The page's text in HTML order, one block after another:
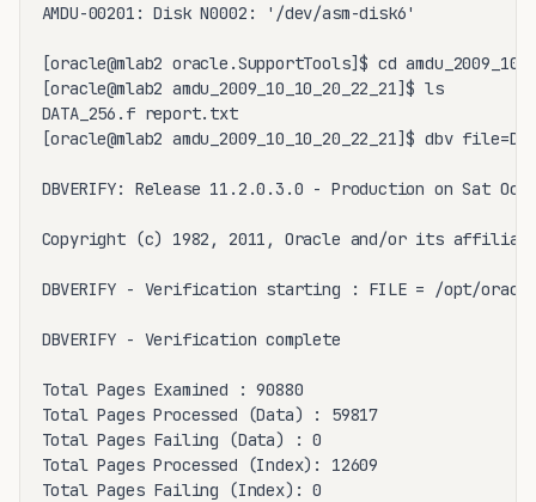
AMDU-00201: Disk N0002: '/dev/asm-disk6'
[oracle@mlab2 oracle.SupportTools]$ cd
[oracle@mlab2 amdu_2009_10_10_20_22_21]$ ls
DATA_256.f report.txt
[oracle@mlab2 amdu_2009_10_10_20_22_21]$ dbv
DBVERIFY: Release 11.2.0.3.0 - Production on Sat Oct
Copyright (c) 1982, 2011, Oracle and/or its
DBVERIFY - Verification starting : FILE = /opt/
DBVERIFY - Verification complete
Total Pages Examined : 90880
Total Pages Processed (Data) : 59817
Total Pages Failing (Data) : 0
Total Pages Processed (Index): 12609
Total Pages Failing (Index): 0